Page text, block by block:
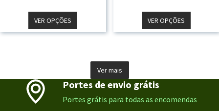
Through
VER OPÇÕES
58,70 €
VER OPÇÕES
Ver mais
Portes de envio grátis
Portes grátis para todas as encomendas